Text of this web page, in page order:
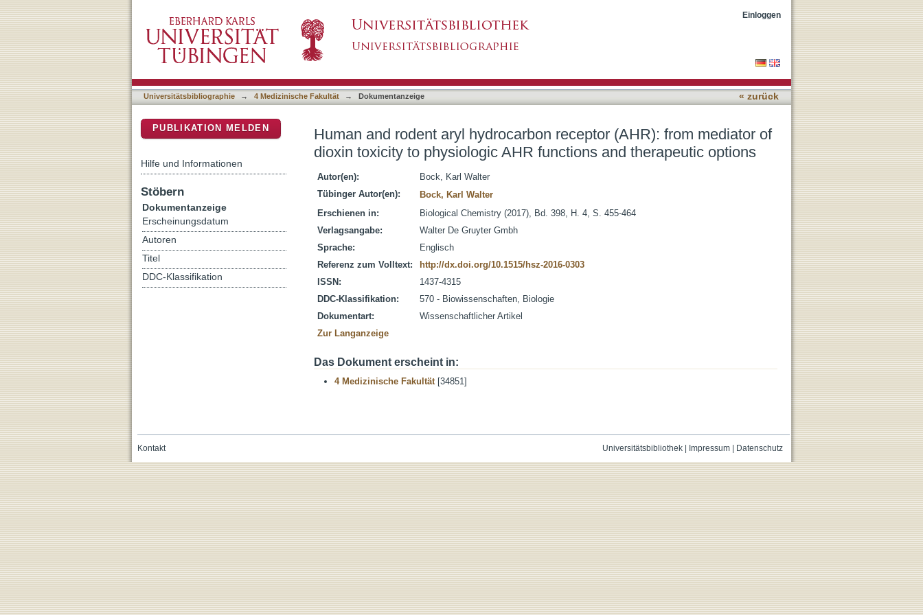
Human and rodent aryl hydrocarbon receptor (AHR): from mediator of dioxin toxicity to physiologic
AHR functions and therapeutic options
Einloggen
Universitätsbibliographie → 4 Medizinische Fakultät → Dokumentanzeige « zurück
Human and rodent aryl hydrocarbon receptor (AHR): from mediator of
dioxin toxicity to physiologic AHR functions and therapeutic options
Autor(en):
Bock, Karl Walter
Tübinger Autor(en):
Bock, Karl Walter
Erschienen in:
Biological Chemistry (2017), Bd. 398, H. 4, S. 455-464
Verlagsangabe:
Walter De Gruyter Gmbh
Sprache:
Englisch
Referenz zum Volltext:
http://dx.doi.org/10.1515/hsz-2016-0303
ISSN:
1437-4315
DDC-Klassifikation:
570 - Biowissenschaften, Biologie
Dokumentart:
Wissenschaftlicher Artikel
Zur Langanzeige
Das Dokument erscheint in:
4 Medizinische Fakultät[34851]
PUBLIKATION MELDEN
Hilfe und Informationen
Stöbern
Dokumentanzeige
Erscheinungsdatum
Autoren
Titel
DDC-Klassifikation
Universitätsbibliothek| Impressum| Datenschutz
Kontakt